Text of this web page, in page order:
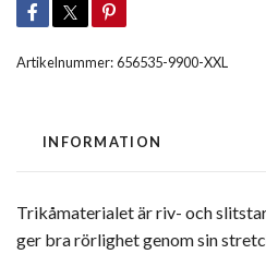
Artikelnummer:656535-9900-XXL
INFORMATION
Trikåmaterialet är riv- och
ger bra rörlighet genom sin